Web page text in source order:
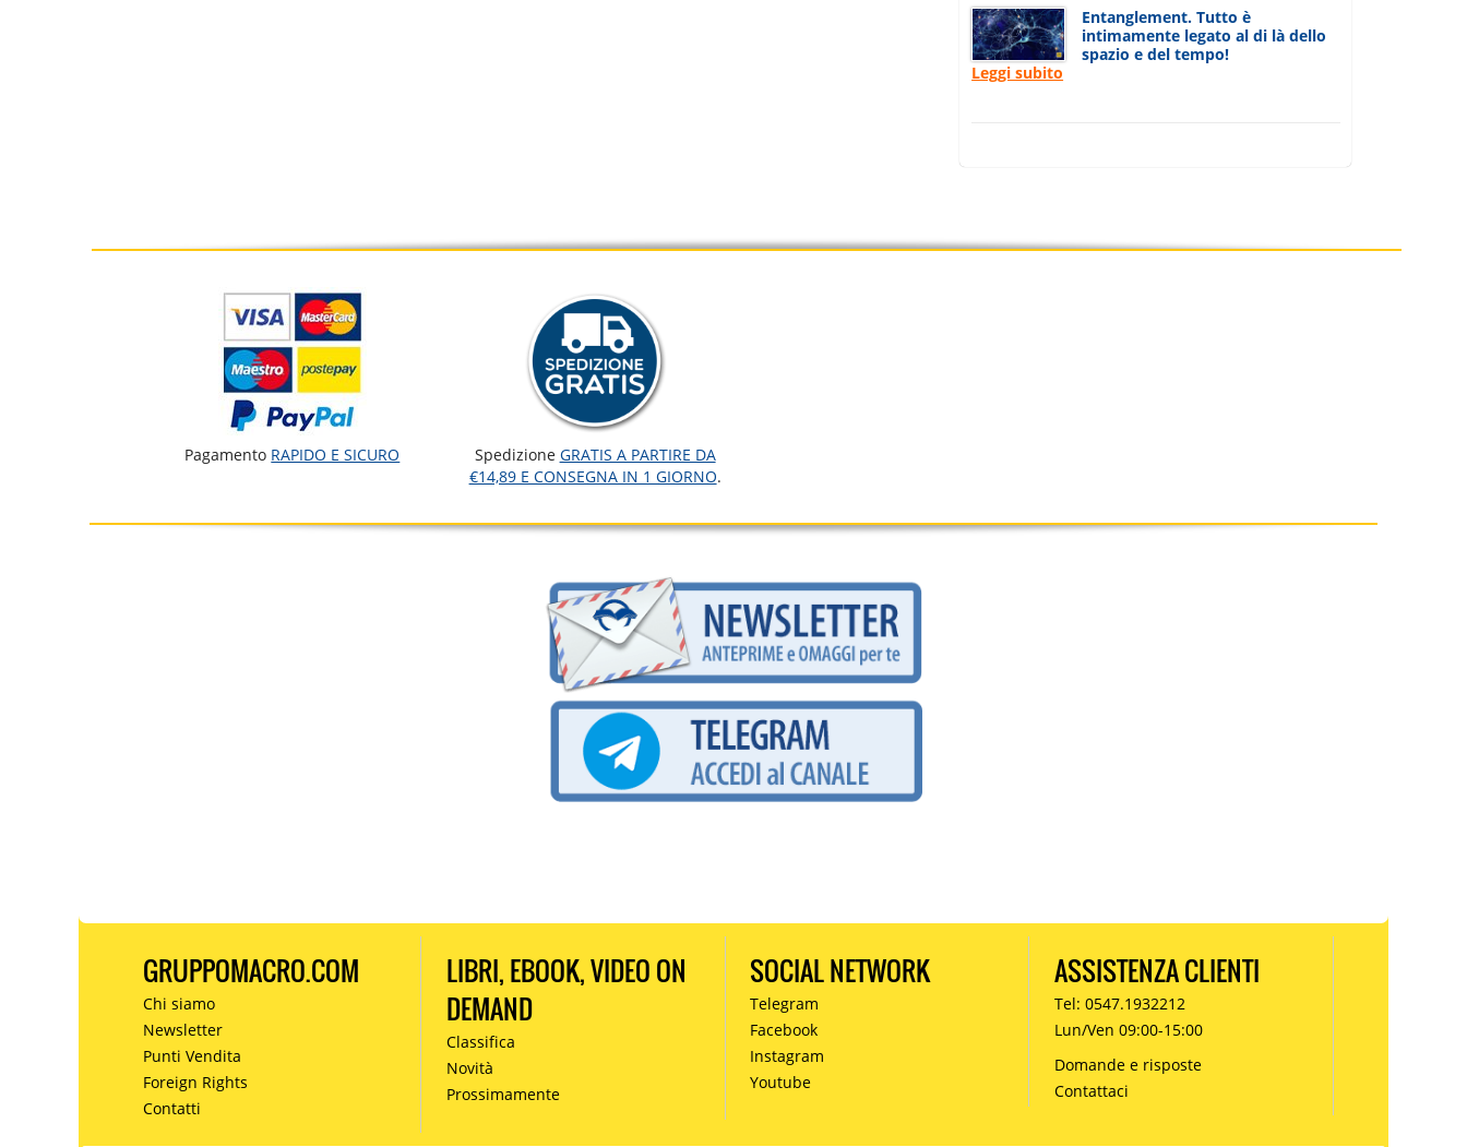
Entanglement. Tutto è
intimamente legato al di là dello
spazio e del tempo!
Leggi subito
Pagamento RAPIDO E SICURO Spedizione GRATIS A PARTIRE DA
€14,89 E CONSEGNA IN 1 GIORNO.
GRUPPOMACRO.COM
Chi siamo
Newsletter
Punti Vendita
Foreign Rights
Contatti
LIBRI, EBOOK, VIDEO ON
DEMAND
Classifica
Novità
Prossimamente
SOCIAL NETWORK
Telegram
Facebook
Instagram
Youtube
ASSISTENZA CLIENTI
Tel: 0547.1932212
Lun/Ven 09:00-15:00
Domande e risposte
Contattaci